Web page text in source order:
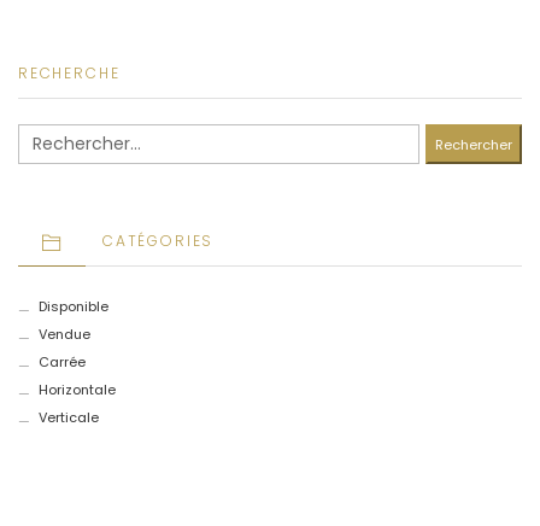
RECHERCHE
Rechercher :
CATÉGORIES
Disponible
Vendue
Carrée
Horizontale
Verticale